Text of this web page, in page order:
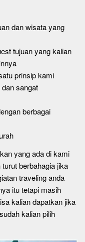
dan wisata yang
tujuan yang kalian
prinsip kami
sangat
berbagai
yang ada di kami
berbahagia jika
traveling anda
itu tetapi masih
kalian dapatkan jika
kalian pilih